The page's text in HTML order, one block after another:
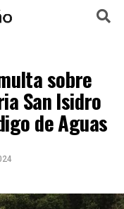
sobre
San Isidro
de Aguas